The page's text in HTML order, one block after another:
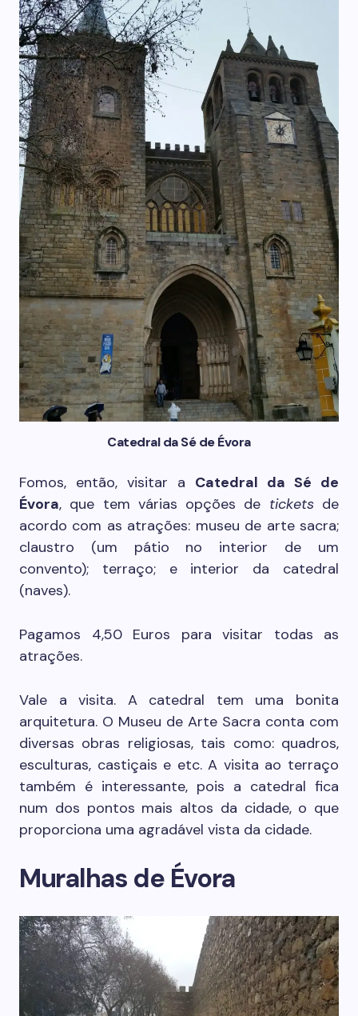
Catedral da Sé de Évora
Fomos, então, visitar a Catedral da Sé de
Évora, que tem várias opções de ticketsde
acordo com as atrações: museu de arte sacra;
claustro (um pátio no interior de um
convento); terraço; e interior da catedral
(naves).
Pagamos 4,50 Euros para visitar todas as
atrações.
Vale a visita. A catedral tem uma bonita
arquitetura. O Museu de Arte Sacra conta com
diversas obras religiosas, tais como: quadros,
esculturas, castiçais e etc. A visita ao terraço
também é interessante, pois a catedral fica
num dos pontos mais altos da cidade, o que
proporciona uma agradável vista da cidade.
Muralhas de Évora